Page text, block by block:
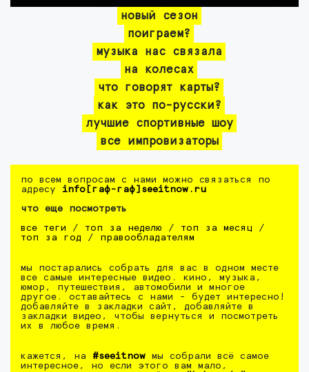
новый сезон
поиграем?
музыка нас связала
на колесах
что говорят карты?
как это по-русски?
лучшие спортивные шоу
все импровизаторы
по всем вопросам с нами можно связаться по
адресу info[гаф-гаф]seeitnow.ru
что еще посмотреть
все теги / топ за неделю / топ за месяц /
топ за год / правообладателям
мы постарались собрать для вас в одном месте
все самые интересные видео. кино, музыка,
юмор, путешествия, автомобили и многое
другое. оставайтесь с нами - будет интересно!
добавляйте в закладки сайт, добавляйте в
закладки видео, чтобы вернуться и посмотреть
их в любое время.
кажется, на #seeitnow мы собрали всё самое
интересное, но если этого вам мало,